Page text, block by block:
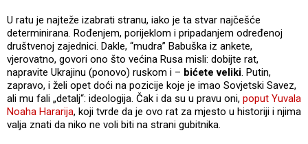
U ratu je najteže izabrati stranu, iako je ta stvar najčešće
determinirana. Rođenjem, porijeklom i pripadanjem određenoj
društvenoj zajednici. Dakle, “mudra” Babuška iz ankete,
vjerovatno, govori ono što većina Rusa misli: dobijte rat,
napravite Ukrajinu (ponovo) ruskom i – bićete veliki. Putin,
zapravo, i želi opet doći na pozicije koje je imao Sovjetski Savez,
ali mu fali „detalj“: ideologija. Čak i da su u pravu oni, poput Yuvala
Noaha Hararija, koji tvrde da je ovo rat za mjesto u historiji i njima
valja znati da niko ne voli biti na strani gubitnika.